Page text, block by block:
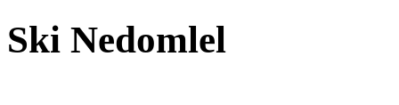
Ski Nedomlel